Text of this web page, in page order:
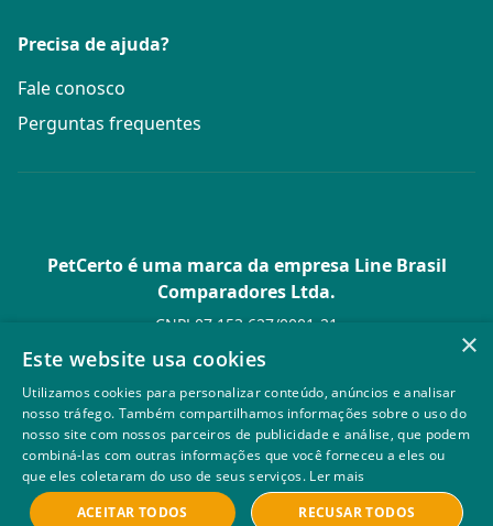
Precisa de ajuda?
Fale conosco
Perguntas frequentes
PetCerto é uma marca da empresa Line Brasil
Comparadores Ltda.
CNPJ 07.153.627/0001-21
Av. Paulista, 1.636 Conj. 4 Pavilhão 15 - Bela Vista - São Paulo -
SP
© PetCerto - Todos os direitos reservados
×
Este website usa cookies
Utilizamos cookies para personalizar conteúdo, anúncios e analisar
nosso tráfego. Também compartilhamos informações sobre o uso do
nosso site com nossos parceiros de publicidade e análise, que podem
combiná-las com outras informações que você forneceu a eles ou
que eles coletaram do uso de seus serviços. Ler mais
ACEITAR TODOS
RECUSAR TODOS